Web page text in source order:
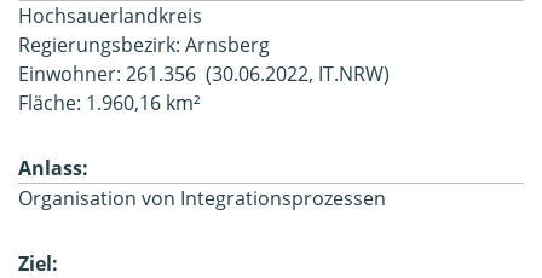
Hochsauerlandkreis
Regierungsbezirk: Arnsberg
Einwohner: 261.356 (30.06.2022, IT.NRW)
Fläche: 1.960,16 km²
Anlass:
Organisation von Integrationsprozessen
Ziel: